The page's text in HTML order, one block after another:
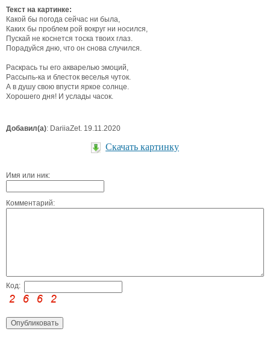
Текст на картинке:
Какой бы погода сейчас ни была,
Каких бы проблем рой вокруг ни носился,
Пускай не коснется тоска твоих глаз.
Порадуйся дню, что он снова случился.
Раскрась ты его акварелью эмоций,
Рассыпь-ка и блесток веселья чуток.
А в душу свою впусти яркое солнце.
Хорошего дня! И услады часок.
Добавил(а): DariiaZet. 19.11.2020
Скачать картинку
Имя или ник:
Комментарий:
Код: